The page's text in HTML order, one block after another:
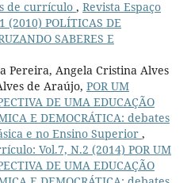
de currículo , Revista Espaço
POLÍTICAS DE
SABERES E
Pereira, Angela Cristina Alves
de Araújo, POR UM
DE UMA EDUCAÇÃO
E DEMOCRÁTICA: debates
e no Ensino Superior ,
Vol.7, N.2 (2014) POR UM
DE UMA EDUCAÇÃO